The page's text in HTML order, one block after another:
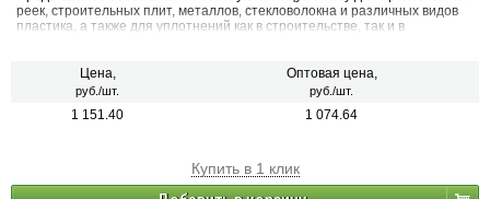
реек, строительных плит, металлов, стекловолокна и различных видов
пластика, а также для уплотнений как в строительстве, так и в
эластичных швов.
Цена,
руб./шт.
Оптовая цена,
руб./шт.
1 151.40 1 074.64
Купить в 1 клик